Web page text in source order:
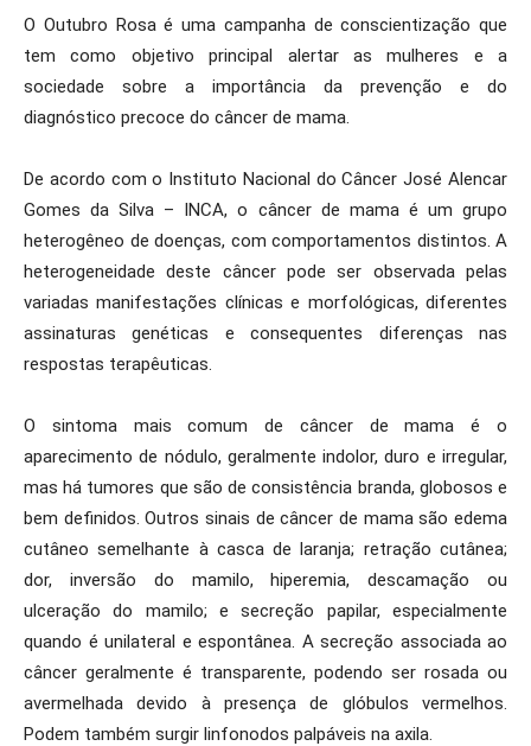
O Outubro Rosa é uma campanha de conscientização que
tem como objetivo principal alertar as mulheres e a
sociedade sobre a importância da prevenção e do
diagnóstico precoce do câncer de mama.
De acordo com o Instituto Nacional do Câncer José Alencar
Gomes da Silva – INCA, o câncer de mama é um grupo
heterogêneo de doenças, com comportamentos distintos. A
heterogeneidade deste câncer pode ser observada pelas
variadas manifestações clínicas e morfológicas, diferentes
assinaturas genéticas e consequentes diferenças nas
respostas terapêuticas.
O sintoma mais comum de câncer de mama é o
aparecimento de nódulo, geralmente indolor, duro e irregular,
mas há tumores que são de consistência branda, globosos e
bem definidos. Outros sinais de câncer de mama são edema
cutâneo semelhante à casca de laranja; retração cutânea;
dor, inversão do mamilo, hiperemia, descamação ou
ulceração do mamilo; e secreção papilar, especialmente
quando é unilateral e espontânea. A secreção associada ao
câncer geralmente é transparente, podendo ser rosada ou
avermelhada devido à presença de glóbulos vermelhos.
Podem também surgir linfonodos palpáveis na axila.